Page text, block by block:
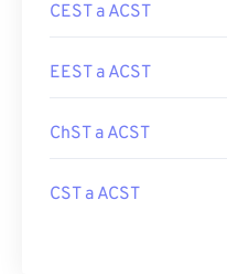
CEST a ACST
EEST a ACST
ChST a ACST
CST a ACST